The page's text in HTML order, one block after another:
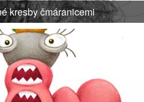
kresby čmáranicemi